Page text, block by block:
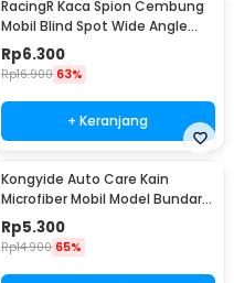
RacingR Kaca Spion Cembung
Mobil Blind Spot Wide Angle
50mm 2 Pcs - J0027
Rp6.300
Rp16.900 63%
+ Keranjang
Kongyide Auto Care Kain
Microfiber Mobil Model Bundar -
L-20
Rp5.300
Rp14.900 65%